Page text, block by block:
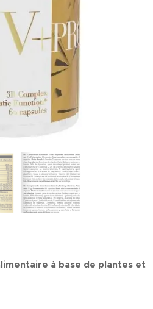
à base de plantes et